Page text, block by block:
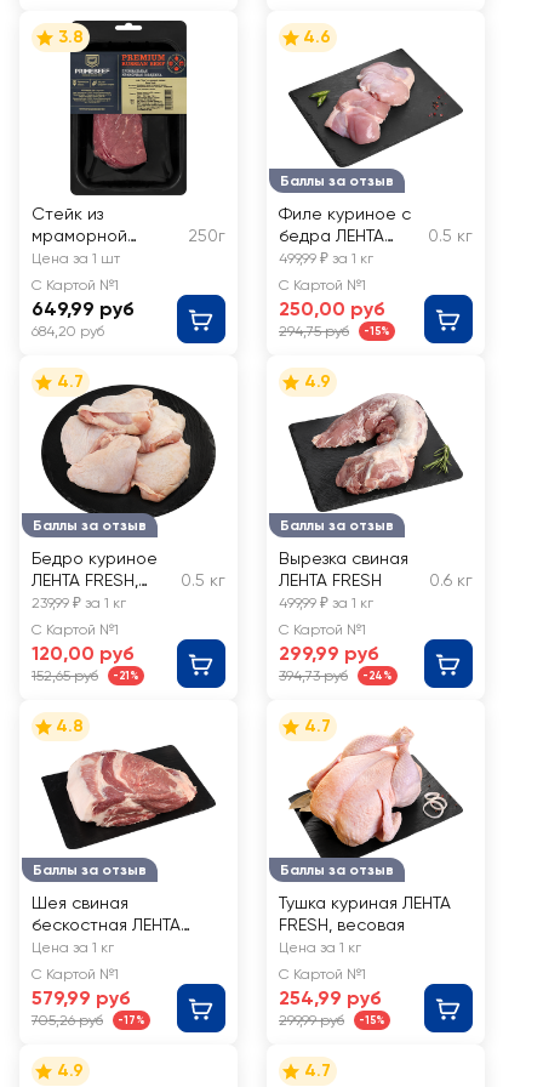
3.8
Стейк из
мраморной
говядины
PRIMEBEEF Раунд
250г
Цена за 1 шт
С Картой №1
649,99 руб
684,20 руб
Баллы за отзыв
4.6
Филе куриное с
бедра ЛЕНТА
FRESH, весовое
0.5 кг
499,99 ₽ за 1 кг
С Картой №1
250,00 руб
294,75 руб -15%
Баллы за отзыв
4.7
Бедро куриное
ЛЕНТА FRESH,
весовое
0.5 кг
239,99 ₽ за 1 кг
С Картой №1
120,00 руб
152,65 руб -21%
Баллы за отзыв
4.9
Вырезка свиная
ЛЕНТА FRESH
0.6 кг
499,99 ₽ за 1 кг
С Картой №1
299,99 руб
394,73 руб -24%
Баллы за отзыв
4.8
Шея свиная
бескостная ЛЕНТА
FRESH, весовая
Цена за 1 кг
С Картой №1
579,99 руб
705,26 руб -17%
Баллы за отзыв
4.7
Тушка куриная ЛЕНТА
FRESH, весовая
Цена за 1 кг
С Картой №1
254,99 руб
299,99 руб -15%
4.9 4.7